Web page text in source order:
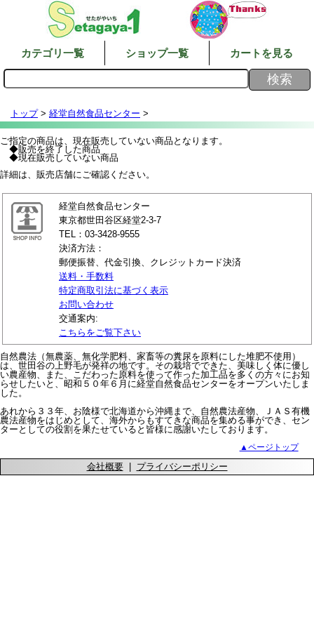
カテゴリ一覧 ショップ一覧 カートを見る
トップ> 経堂自然食品センター >
ご指定の商品は、現在販売していない商品となります。
◆販売を終了した商品
◆現在販売していない商品
詳細は、販売店舗にご確認ください。
経堂自然食品センター
東京都世田谷区経堂2-3-7
TEL：03-3428-9555
決済方法：
郵便振替、代金引換、クレジットカード決済
送料・手数料
特定商取引法に基づく表示
お問い合わせ
交通案内:
こちらをご覧下さい
自然農法（無農薬、無化学肥料、家畜等の糞尿を原料にした堆肥不使用）
は、世田谷の上野毛が発祥の地です。その栽培でできた、美味しく体に優し
い農産物、また、こだわった原料を使って作った加工品を多くの方々にお知
らせしたいと、昭和５０年６月に経堂自然食品センターをオープンいたしま
した。
あれから３３年、お陰様で北海道から沖縄まで、自然農法産物、ＪＡＳ有機
農法産物をはじめとして、海外からもすてきな商品を集める事ができ、セン
ターとしての役割を果たせていると皆様に感謝いたしております。
▲ページトップ
会社概要| プライバシーポリシー